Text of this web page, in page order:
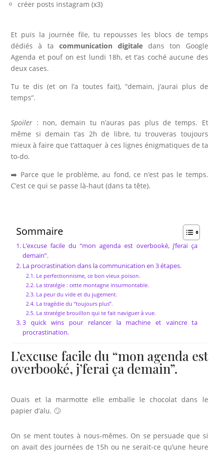
créer posts instagram (x3)
Et puis la journée file, tu repousses les blocs de temps
dédiés à tacommunication digitaledans ton Google
Agenda et pouf on est lundi 18h, et t’as coché aucune des
deux cases.
Tu te dis (et on l’a toutes fait), “demain, j’aurai plus de
temps”.
Spoiler : non, demain tu n’auras pas plus de temps. Et
même si demain t’as 2h de libre, tu trouveras toujours
mieux à faire que t’attaquer à ces lignes énigmatiques de ta
to-do.
➡️ Parce que le problème, au fond, ce n’est pas le temps.
C’est ce qui se passe là-haut (dans ta tête).
Sommaire
L’excuse facile du “mon agenda est overbooké, j’ferai ça
demain”.
La procrastination dans la communication en 3 étapes.
Le perfectionnisme, ce bon vieux poison.
La stratégie : cette montagne insurmontable.
La peur du vide et du jugement.
La tragédie du “toujours plus”.
La stratégie brouillon qui te fait naviguer à vue.
3 quick wins pour relancer la machine et vaincre ta
procrastination.
L’excuse facile du “mon agenda est
overbooké, j’ferai ça demain”.
Ouais et la marmotte elle emballe le chocolat dans le
papier d’alu. 🙄
On se ment toutes à nous-mêmes. On se persuade que si
on avait des journées de 15h ou ne serait-ce qu’une heure